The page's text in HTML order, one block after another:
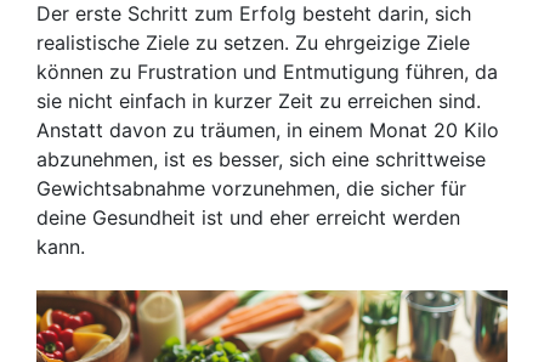
Der erste Schritt zum Erfolg besteht darin, sich
realistische Ziele zu setzen. Zu ehrgeizige Ziele
können zu Frustration und Entmutigung führen, da
sie nicht einfach in kurzer Zeit zu erreichen sind.
Anstatt davon zu träumen, in einem Monat 20 Kilo
abzunehmen, ist es besser, sich eine schrittweise
Gewichtsabnahme vorzunehmen, die sicher für
deine Gesundheit ist und eher erreicht werden
kann.